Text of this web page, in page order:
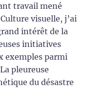
travail mené
visuelle, j’ai
intérêt de la
initiatives
exemples parmi
pleureuse
du désastre